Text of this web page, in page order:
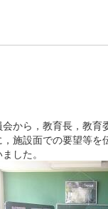
から，教育長，教育
施設面での要望等
した。